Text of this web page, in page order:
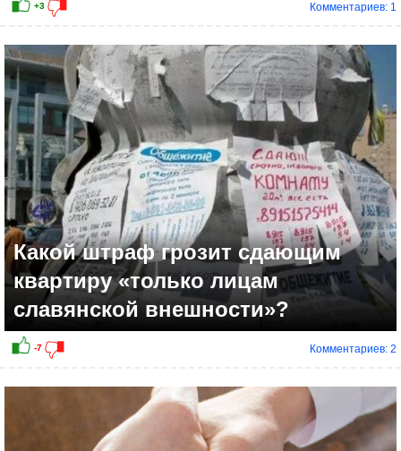
+4
Комментариев: 1
Какой штраф грозит сдающим
квартиру «только лицам
славянской внешности»?
Комментариев: 2